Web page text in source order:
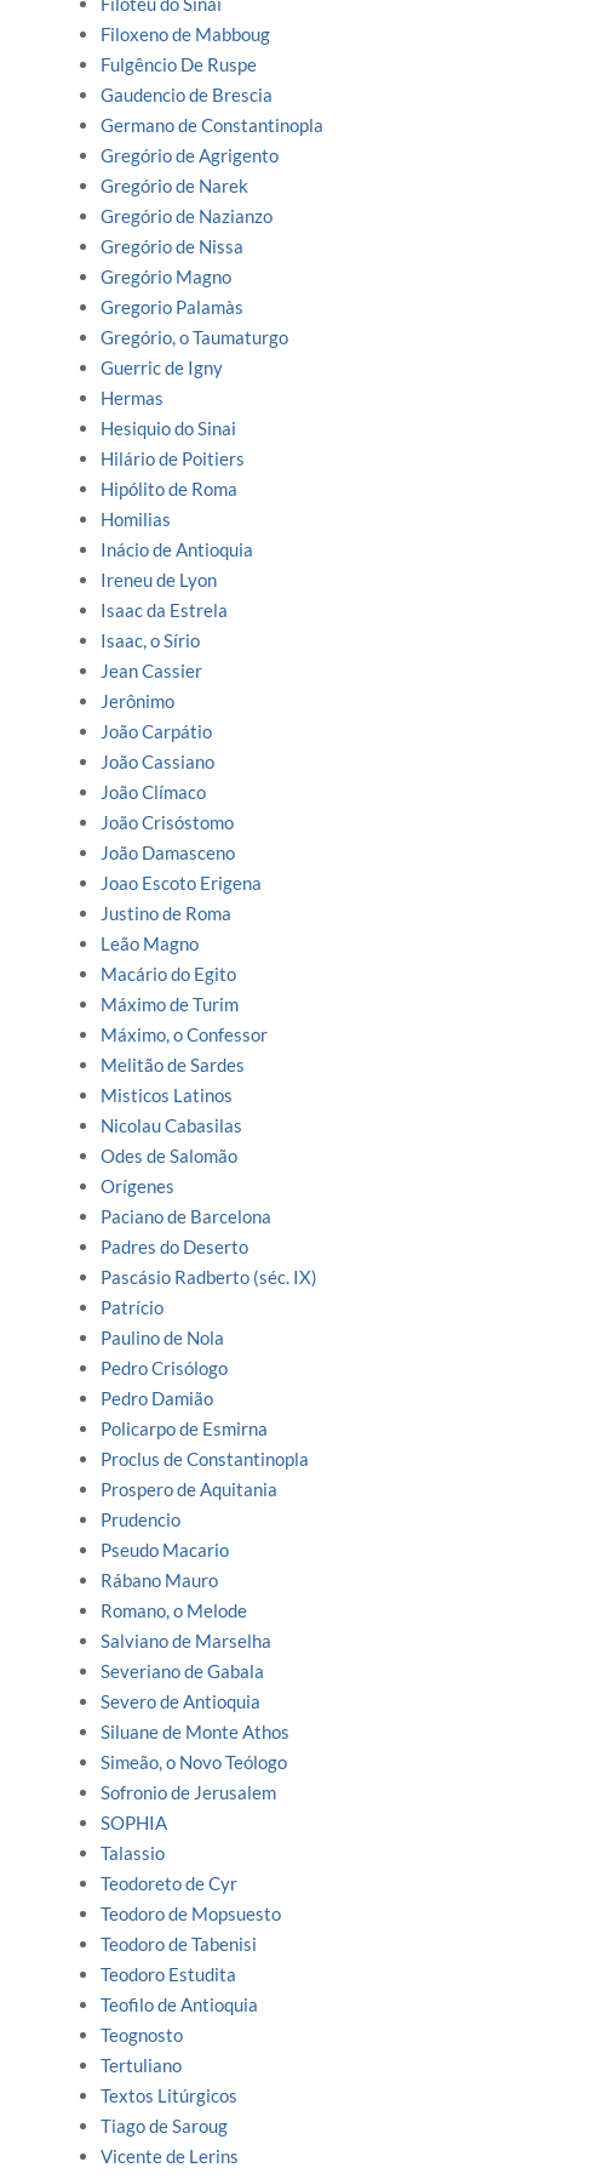
Filoxeno de Mabboug
Fulgêncio De Ruspe
Gaudencio de Brescia
Germano de Constantinopla
Gregório de Agrigento
Gregório de Narek
Gregório de Nazianzo
Gregório de Nissa
Gregório Magno
Gregorio Palamàs
Gregório, o Taumaturgo
Guerric de Igny
Hermas
Hesiquio do Sinai
Hilário de Poitiers
Hipólito de Roma
Homilias
Inácio de Antioquia
Ireneu de Lyon
Isaac da Estrela
Isaac, o Sírio
Jean Cassier
Jerônimo
João Carpátio
João Cassiano
João Clímaco
João Crisóstomo
João Damasceno
Joao Escoto Erigena
Justino de Roma
Leão Magno
Macário do Egito
Máximo de Turim
Máximo, o Confessor
Melitão de Sardes
Misticos Latinos
Nicolau Cabasilas
Odes de Salomão
Orígenes
Paciano de Barcelona
Padres do Deserto
Pascásio Radberto (séc. IX)
Patrício
Paulino de Nola
Pedro Crisólogo
Pedro Damião
Policarpo de Esmirna
Proclus de Constantinopla
Prospero de Aquitania
Prudencio
Pseudo Macario
Rábano Mauro
Romano, o Melode
Salviano de Marselha
Severiano de Gabala
Severo de Antioquia
Siluane de Monte Athos
Simeão, o Novo Teólogo
Sofronio de Jerusalem
SOPHIA
Talassio
Teodoreto de Cyr
Teodoro de Mopsuesto
Teodoro de Tabenisi
Teodoro Estudita
Teofilo de Antioquia
Teognosto
Tertuliano
Textos Litúrgicos
Tiago de Saroug
Vicente de Lerins